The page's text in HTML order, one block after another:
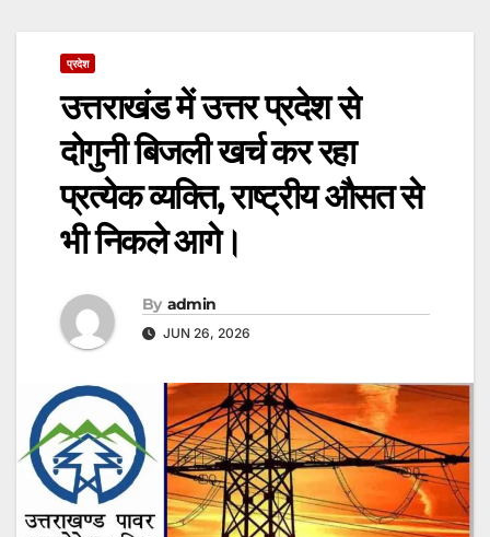
प्रदेश
उत्तराखंड में उत्तर प्रदेश से
दोगुनी बिजली खर्च कर रहा
प्रत्येक व्यक्ति, राष्ट्रीय औसत से
भी निकले आगे।
By admin
JUN 26, 2026